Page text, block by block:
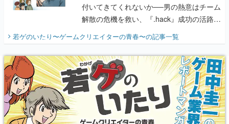
付いてきてくれないか──男の熱意はチーム
解散の危機を救い、『.hack』成功の活路を
『少年ジャンプ』色だった【若ゲのいた
り】
若ゲのいたり〜ゲームクリエイターの青春〜の記事一覧